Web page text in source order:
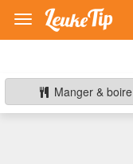
Toggle
navigation
Manger & boire